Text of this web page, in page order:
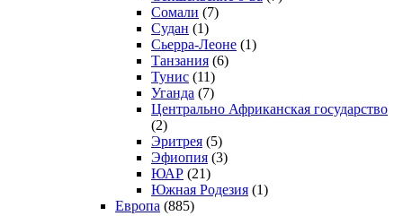
Сомали (7)
Судан (1)
Сьерра-Леоне (1)
Танзания (6)
Тунис (11)
Уганда (7)
Центрально Африканская государство
(2)
Эритрея (5)
Эфиопия (3)
ЮАР (21)
Южная Родезия (1)
Европа (885)